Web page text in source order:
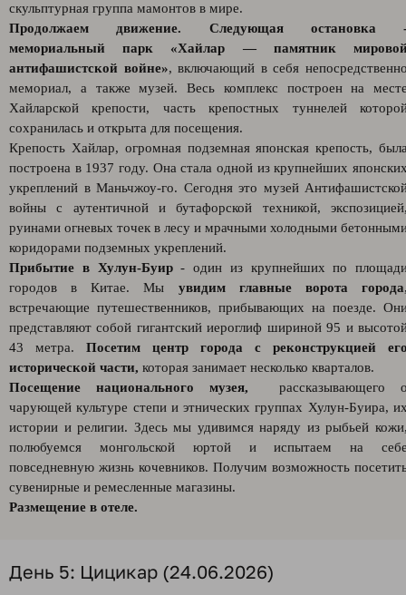
скульптурная группа мамонтов в мире.
Продолжаем движение. Следующая остановка
мемориальный парк «Хайлар — памятник
антифашистской войне», включающий в себя
мемориал, а также музей. Весь комплекс построен на
Хайларской крепости, часть крепостных туннелей
сохранилась и открыта для посещения.
Крепость Хайлар, огромная подземная японская крепость,
построена в 1937 году. Она стала одной из крупнейших
укреплений в Маньчжоу-го. Сегодня это музей
войны с аутентичной и бутафорской техникой,
руинами огневых точек в лесу и мрачными холодными
коридорами подземных укреплений.
Прибытие в Хулун-Буир- один из крупнейших по
городов в Китае. Мы увидим главные ворота города
встречающие путешественников, прибывающих на поезде.
представляют собой гигантский иероглиф шириной 95 и
43 метра. Посетим центр города с реконструкцией
исторической части, которая занимает несколько кварталов.
Посещение национального музея, рассказывающего
чарующей культуре степи и этнических группах Хулун-Буира,
истории и религии. Здесь мы удивимся наряду из рыбьей
полюбуемся монгольской юртой и испытаем на
повседневную жизнь кочевников. Получим возможность
сувенирные и ремесленные магазины.
Размещение в отеле.
День 5: Цицикар (24.06.2026)